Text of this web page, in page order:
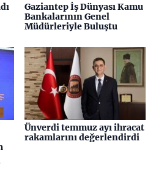
Gaziantep İş Dünyası Kamu
Bankalarının Genel
Müdürleriyle Buluştu
Ünverdi temmuz ayı ihracat
rakamlarını değerlendirdi